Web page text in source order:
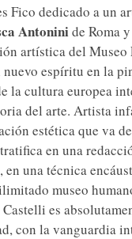
Fico dedicado a un
Antoninide Roma
artística del
espíritu en la
la cultura europea
del arte. Artista
estética que va
en una
una técnica
museo
es
con la vanguardia